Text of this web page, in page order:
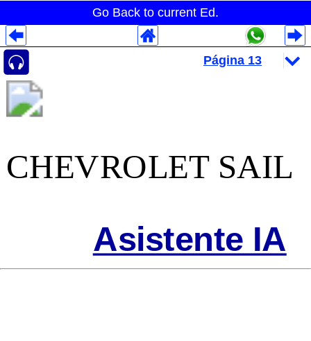
Go Back to current Ed.
CHEVROLET SAIL
Asistente IA
Despliegues Analytics
Despliegues Totales
Despliegues por Rubros